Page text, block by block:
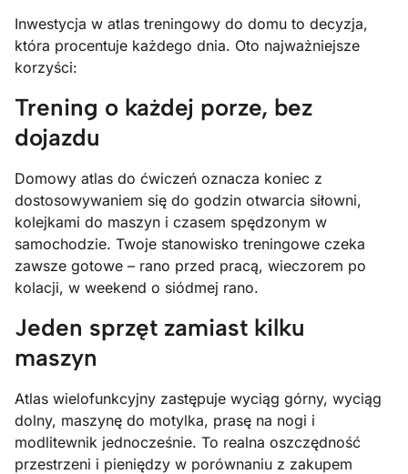
Inwestycja w atlas treningowy do domu to decyzja,
która procentuje każdego dnia. Oto najważniejsze
korzyści:
Trening o każdej porze, bez
dojazdu
Domowy atlas do ćwiczeń oznacza koniec z
dostosowywaniem się do godzin otwarcia siłowni,
kolejkami do maszyn i czasem spędzonym w
samochodzie. Twoje stanowisko treningowe czeka
zawsze gotowe – rano przed pracą, wieczorem po
kolacji, w weekend o siódmej rano.
Jeden sprzęt zamiast kilku
maszyn
Atlas wielofunkcyjny zastępuje wyciąg górny, wyciąg
dolny, maszynę do motylka, prasę na nogi i
modlitewnik jednocześnie. To realna oszczędność
przestrzeni i pieniędzy w porównaniu z zakupem